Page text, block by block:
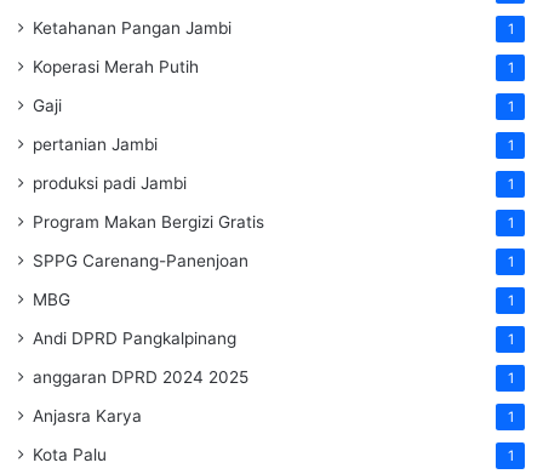
Ketahanan Pangan Jambi 1
Koperasi Merah Putih 1
Gaji 1
pertanian Jambi 1
produksi padi Jambi 1
Program Makan Bergizi Gratis 1
SPPG Carenang-Panenjoan 1
MBG 1
Andi DPRD Pangkalpinang 1
anggaran DPRD 2024 2025 1
Anjasra Karya 1
Kota Palu 1